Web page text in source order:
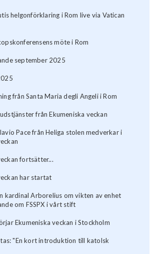
helgonförklaring i Rom live via Vatican
möte i Rom
september 2025
från Santa Maria degli Angeli i Rom
från Ekumeniska veckan
Pace från Heliga stolen medverkar i
fortsätter...
har startat
kardinal Arborelius om vikten av enhet
om FSSPX i vårt stift
Ekumeniska veckan i Stockholm
"En kort introduktion till katolsk